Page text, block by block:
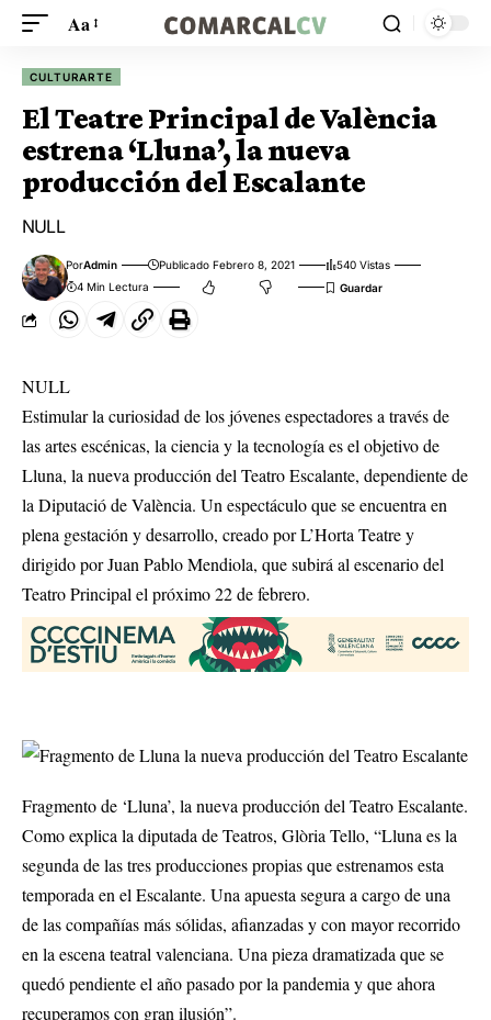
Aa
CULTURARTE
El Teatre Principal de València
estrena ‘Lluna’, la nueva
producción del Escalante
NULL
PorAdmin Publicado Febrero 8, 2021
540 Vistas
4 Min Lectura
NULL
Estimular la curiosidad de los jóvenes espectadores a través de
las artes escénicas, la ciencia y la tecnología es el objetivo de
Lluna, la nueva producción del Teatro Escalante, dependiente de
la Diputació de València. Un espectáculo que se encuentra en
plena gestación y desarrollo, creado por L’Horta Teatre y
dirigido por Juan Pablo Mendiola, que subirá al escenario del
Teatro Principal el próximo 22 de febrero.
Fragmento de ‘Lluna’, la nueva producción del Teatro Escalante.
Como explica la diputada de Teatros, Glòria Tello, “Lluna es la
segunda de las tres producciones propias que estrenamos esta
temporada en el Escalante. Una apuesta segura a cargo de una
de las compañías más sólidas, afianzadas y con mayor recorrido
en la escena teatral valenciana. Una pieza dramatizada que se
quedó pendiente el año pasado por la pandemia y que ahora
recuperamos con gran ilusión”.